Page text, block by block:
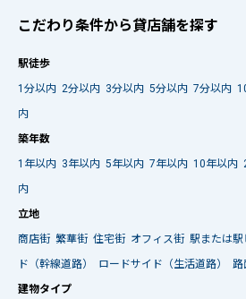
こだわり条件から貸店舗を探す
駅徒歩
1分以内 2分以内 3分以内 5分以内 7分以内
内
築年数
1年以内 3年以内 5年以内 7年以内 10年以内
内
立地
商店街 繁華街 住宅街 オフィス街 駅または駅
ド（幹線道路）
ロードサイド（生活道路）
路
建物タイプ